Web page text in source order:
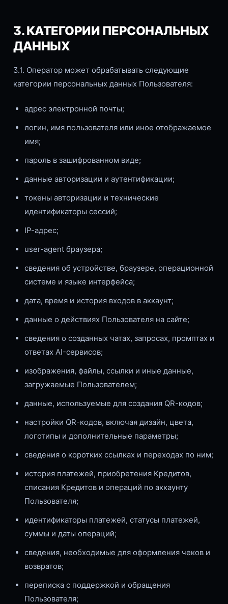
3. КАТЕГОРИИ ПЕРСОНАЛЬНЫХ
ДАННЫХ
3.1. Оператор может обрабатывать следующие
категории персональных данных Пользователя:
адрес электронной почты;
логин, имя пользователя или иное отображаемое
имя;
пароль в зашифрованном виде;
данные авторизации и аутентификации;
токены авторизации и технические
идентификаторы сессий;
IP-адрес;
user-agent браузера;
сведения об устройстве, браузере, операционной
системе и языке интерфейса;
дата, время и история входов в аккаунт;
данные о действиях Пользователя на сайте;
сведения о созданных чатах, запросах, промптах и
ответах AI-сервисов;
изображения, файлы, ссылки и иные данные,
загружаемые Пользователем;
данные, используемые для создания QR-кодов;
настройки QR-кодов, включая дизайн, цвета,
логотипы и дополнительные параметры;
сведения о коротких ссылках и переходах по ним;
история платежей, приобретения Кредитов,
списания Кредитов и операций по аккаунту
Пользователя;
идентификаторы платежей, статусы платежей,
суммы и даты операций;
сведения, необходимые для оформления чеков и
возвратов;
переписка с поддержкой и обращения
Пользователя;